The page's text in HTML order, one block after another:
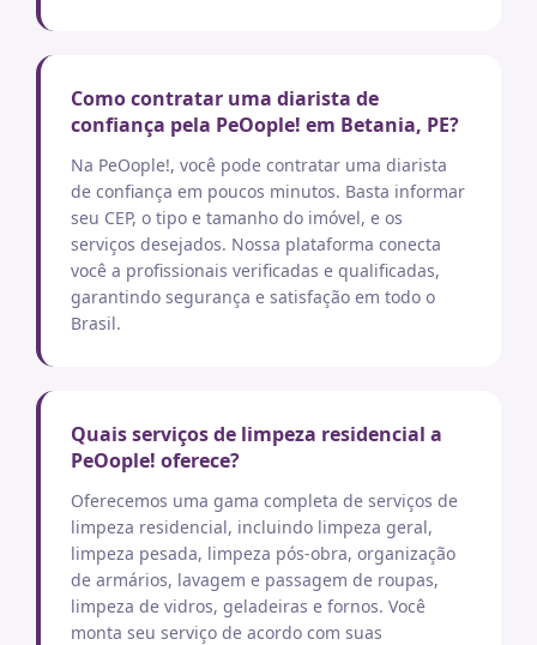
Como contratar uma diarista de
confiança pela PeOople! em Betania, PE?
Na PeOople!, você pode contratar uma diarista
de confiança em poucos minutos. Basta informar
seu CEP, o tipo e tamanho do imóvel, e os
serviços desejados. Nossa plataforma conecta
você a profissionais verificadas e qualificadas,
garantindo segurança e satisfação em todo o
Brasil.
Quais serviços de limpeza residencial a
PeOople! oferece?
Oferecemos uma gama completa de serviços de
limpeza residencial, incluindo limpeza geral,
limpeza pesada, limpeza pós-obra, organização
de armários, lavagem e passagem de roupas,
limpeza de vidros, geladeiras e fornos. Você
monta seu serviço de acordo com suas